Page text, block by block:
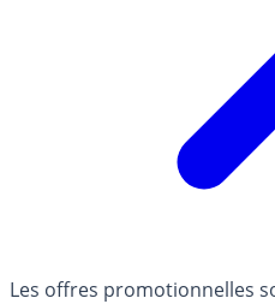
Les offres promotionnelles